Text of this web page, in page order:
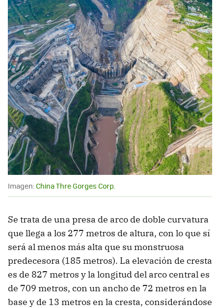
Imagen:China Thre Gorges Corp.
Se trata de una presa de arco de doble curvatura
que llega a los 277 metros de altura, con lo que sí
será al menos más alta que su monstruosa
predecesora (185 metros). La elevación de cresta
es de 827 metros y la longitud del arco central es
de 709 metros, con un ancho de 72 metros en la
base y de 13 metros en la cresta, considerándose